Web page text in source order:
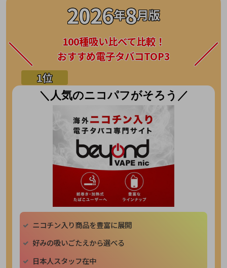
2026年8月版
100種吸い比べて比較！
おすすめ電子タバコTOP3
＼人気のニコパフがそろう／
ニコチン入り商品を豊富に展開
好みの吸いごたえから選べる
日本人スタッフ在中